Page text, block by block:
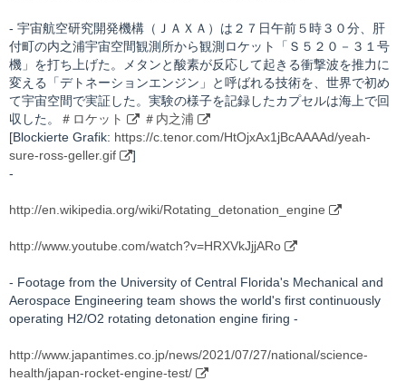
- 宇宙航空研究開発機構（ＪＡＸＡ）は２７日午前５時３０分、肝
付町の内之浦宇宙空間観測所から観測ロケット「Ｓ５２０－３１号
機」を打ち上げた。メタンと酸素が反応して起きる衝撃波を推力に
変える「デトネーションエンジン」と呼ばれる技術を、世界で初め
て宇宙空間で実証した。実験の様子を記録したカプセルは海上で回
収した。
＃ロケット
＃内之浦
[Blockierte Grafik: https://c.tenor.com/HtOjxAx1jBcAAAAd/yeah-
sure-ross-geller.gif
]
-
http://en.wikipedia.org/wiki/Rotating_detonation_engine
http://www.youtube.com/watch?v=HRXVkJjjARo
- Footage from the University of Central Florida's Mechanical and
Aerospace Engineering team shows the world's first continuously
operating H2/O2 rotating detonation engine firing -
http://www.japantimes.co.jp/news/2021/07/27/national/science-
health/japan-rocket-engine-test/